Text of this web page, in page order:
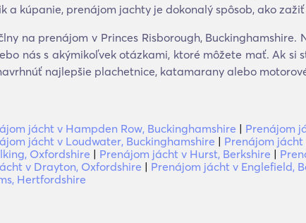
kúpanie, prenájom jachty je dokonalý spôsob, ako
na prenájom v Princes Risborough, Buckinghamshire.
nás s akýmikoľvek otázkami, ktoré môžete mať. Ak si
najlepšie plachetnice, katamarany alebo
jácht v Hampden Row, Buckinghamshire | Prenájom
jácht v Loudwater, Buckinghamshire | Prenájom jácht
Oxfordshire | Prenájom jácht v Hurst, Berkshire |
v Drayton, Oxfordshire | Prenájom jácht v Englefield,
Hertfordshire